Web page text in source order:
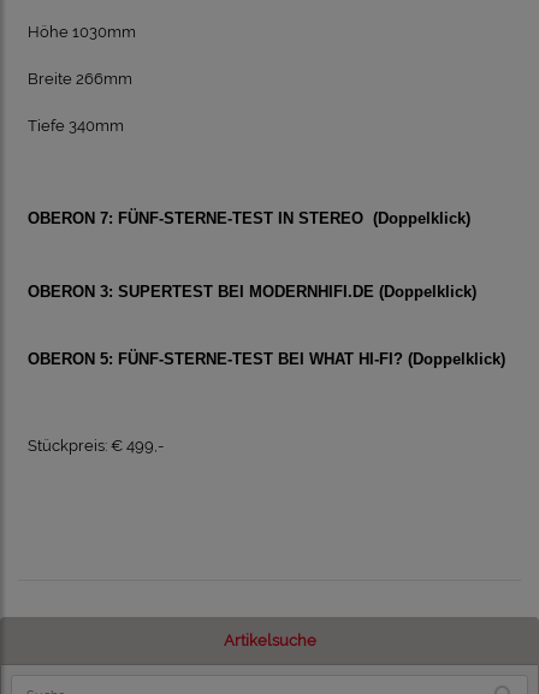
Höhe 1030mm
Breite 266mm
Tiefe 340mm
OBERON 7: FÜNF-STERNE-TEST IN STEREO (Doppelklick)
OBERON 3: SUPERTEST BEI MODERNHIFI.DE (Doppelklick)
OBERON 5: FÜNF-STERNE-TEST BEI WHAT HI-FI? (Doppelklick)
Stückpreis: € 499,-
Artikelsuche